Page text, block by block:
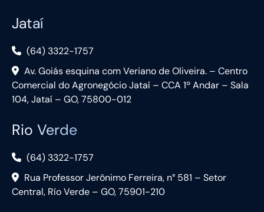
Jataí
(64) 3322-1757
Av. Goiás esquina com Veriano de Oliveira. – Centro
Comercial do Agronegócio Jataí – CCA 1º Andar – Sala
104, Jataí – GO, 75800-012
Rio Verde
(64) 3322-1757
Rua Professor Jerônimo Ferreira, n° 581 – Setor
Central, Río Verde – GO, 75901-210